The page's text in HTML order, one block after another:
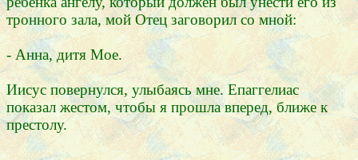
тронного зала, мой Отец заговорил со мной:
- Анна, дитя Мое.
Иисус повернулся, улыбаясь мне. Епаггелиас
показал жестом, чтобы я прошла вперед, ближе к
престолу.